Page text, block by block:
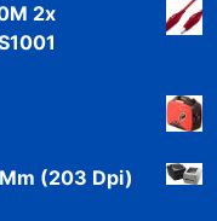
2x
(203 Dpi)